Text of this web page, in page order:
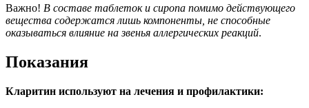
Важно! В составе таблеток и сиропа помимо действующего
вещества содержатся лишь компоненты, не способные
оказываться влияние на звенья аллергических реакций.
Показания
Кларитин используют на лечения и профилактики: